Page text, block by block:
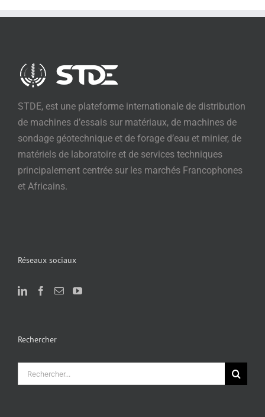
STDE, est une plateforme internationale de distribution
de machines d’essais sur matériaux, de machines de
sondage géotechnique et de forage d’eau et minier, de
matériels de laboratoire et de services techniques
principalement centrée sur les marchés Francophones
et Africains.
Réseaux sociaux
Rechercher
Rechercher: